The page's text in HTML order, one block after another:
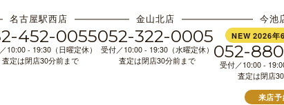
名古屋駅西店
452-0055
10:00 - 19:30（日曜定休）
査定は閉店30分前まで
金山北店
052-322-0005
受付／10:00 - 19:30（水曜定休）
査定は閉店30分前まで
今池
NEW 2026年
052-
受付／10:00 -
査定は閉店
来店予